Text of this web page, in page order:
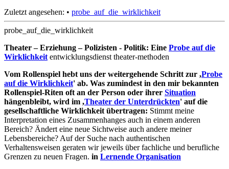
Zuletzt angesehen: • probe_auf_die_wirklichkeit
probe_auf_die_wirklichkeit
Theater – Erziehung – Polizisten - Politik: Eine Probe auf die
Wirklichkeit entwicklungsdienst theater-methoden
Vom Rollenspiel hebt uns der weitergehende Schritt zur ,Probe
auf die Wirklichkeit' ab. Was zumindest in den mir bekannten
Rollenspiel-Riten oft an der Person oder ihrer Situation
hängenbleibt, wird im ,Theater der Unterdrückten' auf die
gesellschaftliche Wirklichkeit übertragen: Stimmt meine
Interpretation eines Zusammenhanges auch in einem anderen
Bereich? Ändert eine neue Sichtweise auch andere meiner
Lebensbereiche? Auf der Suche nach authentischen
Verhaltensweisen geraten wir jeweils über fachliche und berufliche
Grenzen zu neuen Fragen. in Lernende Organisation